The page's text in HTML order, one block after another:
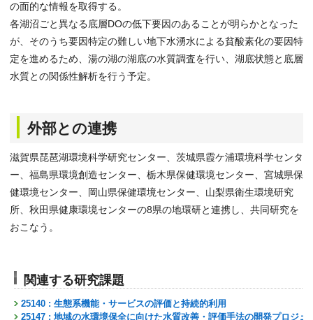
の面的な情報を取得する。
各湖沼ごと異なる底層DOの低下要因のあることが明らかとなった
が、そのうち要因特定の難しい地下水湧水による貧酸素化の要因特
定を進めるため、湯の湖の湖底の水質調査を行い、湖底状態と底層
水質との関係性解析を行う予定。
外部との連携
滋賀県琵琶湖環境科学研究センター、茨城県霞ケ浦環境科学センタ
ー、福島県環境創造センター、栃木県保健環境センター、宮城県保
健環境センター、岡山県保健環境センター、山梨県衛生環境研究
所、秋田県健康環境センターの8県の地環研と連携し、共同研究を
おこなう。
関連する研究課題
25140 : 生態系機能・サービスの評価と持続的利用
25147 : 地域の水環境保全に向けた水質改善・評価手法の開発プロジェ